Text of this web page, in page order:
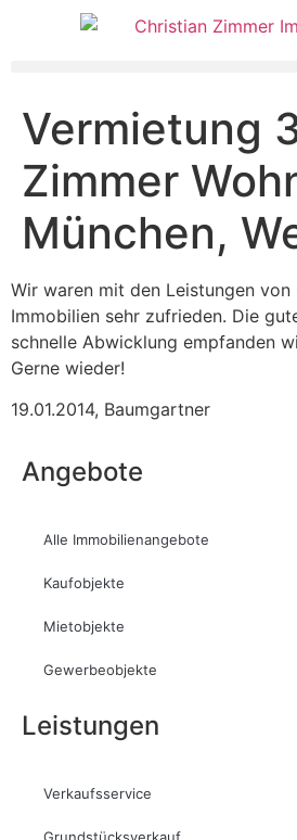
Vermietung
Zimmer
München,
Wir waren mit den Leistungen von
Immobilien sehr zufrieden. Die
schnelle Abwicklung empfanden
Gerne wieder!
19.01.2014, Baumgartner
Angebote
Alle Immobilienangebote
Kaufobjekte
Mietobjekte
Gewerbeobjekte
Leistungen
Verkaufsservice